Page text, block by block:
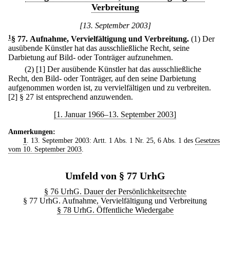
Verbreitung
[13. September 2003]
1 § 77. Aufnahme, Vervielfältigung und Verbreitung. (1) Der
ausübende Künstler hat das ausschließliche Recht, seine
Darbietung auf Bild- oder Tonträger aufzunehmen.
(2) [1] Der ausübende Künstler hat das ausschließliche
Recht, den Bild- oder Tonträger, auf den seine Darbietung
aufgenommen worden ist, zu vervielfältigen und zu verbreiten.
[2] § 27 ist entsprechend anzuwenden.
[1. Januar 1966–13. September 2003]
Anmerkungen:
1. 13. September 2003: Artt. 1 Abs. 1 Nr. 25, 6 Abs. 1 des Gesetzes
vom 10. September 2003.
Umfeld von § 77 UrhG
§ 76 UrhG. Dauer der Persönlichkeitsrechte
§ 77 UrhG. Aufnahme, Vervielfältigung und Verbreitung
§ 78 UrhG. Öffentliche Wiedergabe